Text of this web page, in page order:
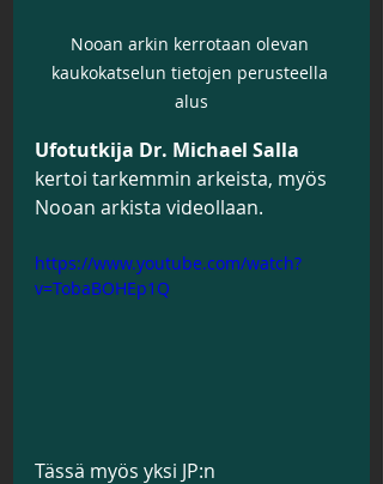
Nooan arkin kerrotaan olevan
kaukokatselun tietojen perusteella
alus
Ufotutkija Dr. Michael Salla
kertoi tarkemmin arkeista, myös
Nooan arkista videollaan.
https://www.youtube.com/watch?
v=TobaBOHEp1Q
Tässä myös yksi JP:n